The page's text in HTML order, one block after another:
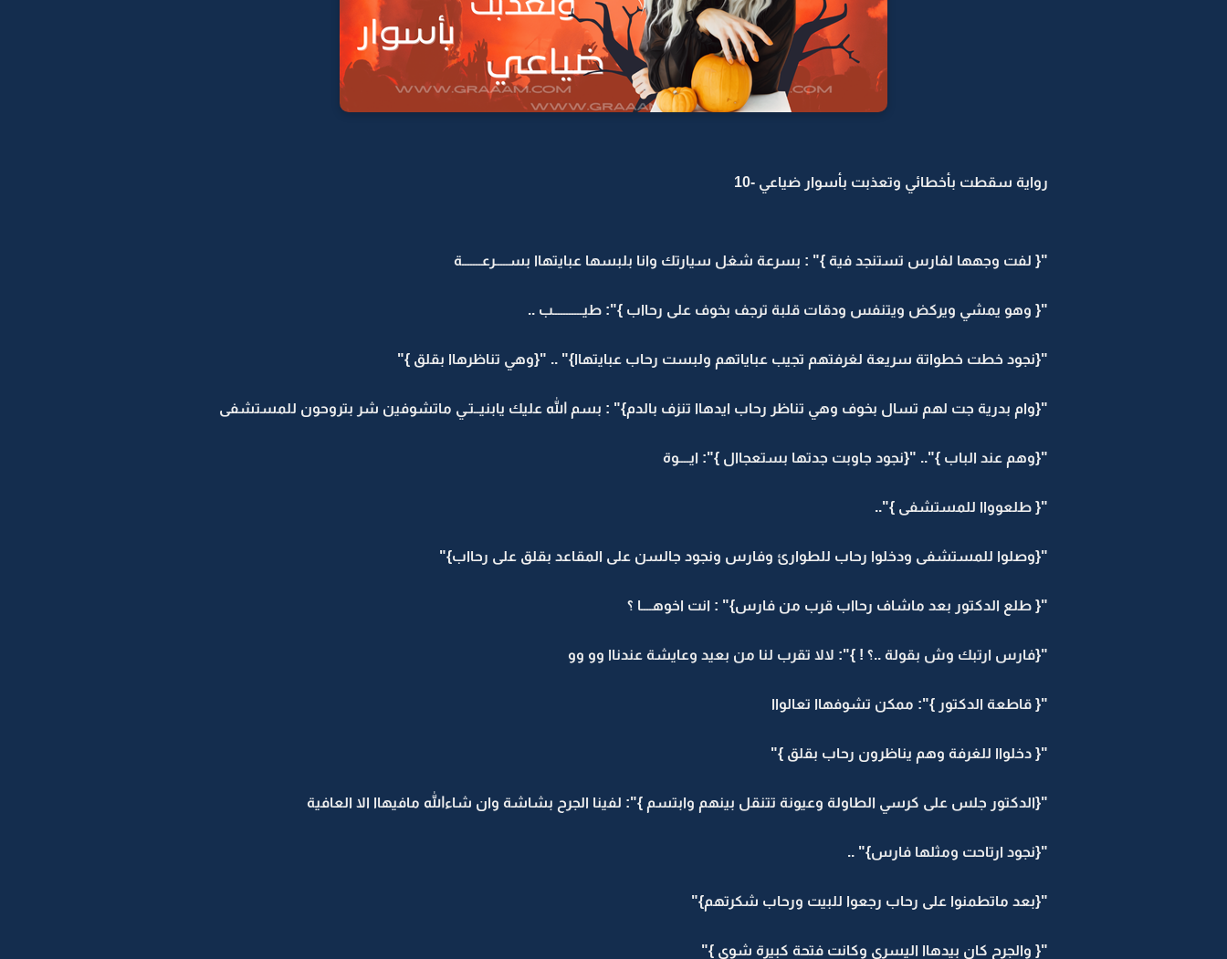
رواية سقطت بأخطائي وتعذبت بأسوار ضياعي -10
"{ لفت وجهها لفارس تستنجد فية }" : بسرعة شغل سيارتك وانا بلبسها عبايتهاا بســـــرعـــــــة
"{ وهو يمشي ويركض ويتنفس ودقات قلبة ترجف بخوف على رحااب }": طيـــــــــــب ..
"{نجود خطت خطواتة سريعة لغرفتهم تجيب عباياتهم ولبست رحاب عبايتهاا}" .. "{وهي تناظرهاا بقلق }"
"{وام بدرية جت لهم تسال بخوف وهي تناظر رحاب ايدهاا تنزف بالدم}" : بسم الله عليك يابنيــتـي ماتشوفين شر بتروحون للمستشفى
"{وهم عند الباب }".. "{نجود جاوبت جدتها بستعجاال }": ايــــوة
"{ طلعوواا للمستشفى }"..
"{وصلوا للمستشفى ودخلوا رحاب للطوارئ وفارس ونجود جالسن على المقاعد بقلق على رحااب}"
"{ طلع الدكتور بعد ماشاف رحااب قرب من فارس}" : انت اخوهــــا ؟
"{فارس ارتبك وش بقولة ..؟ ! }": لالا تقرب لنا من بعيد وعايشة عندناا وو وو
"{ قاطعة الدكتور }": ممكن تشوفهاا تعالواا
"{ دخلواا للغرفة وهم يناظرون رحاب بقلق }"
"{الدكتور جلس على كرسي الطاولة وعيونة تتنقل بينهم وابتسم }": لفينا الجرح بشاشة وان شاءالله مافيهاا الا العافية
"{نجود ارتاحت ومثلها فارس}" ..
"{بعد ماتطمنوا على رحاب رجعوا للبيت ورحاب شكرتهم}"
"{ والجرح كان بيدهاا اليسرى وكانت فتحة كبيرة شوي }"